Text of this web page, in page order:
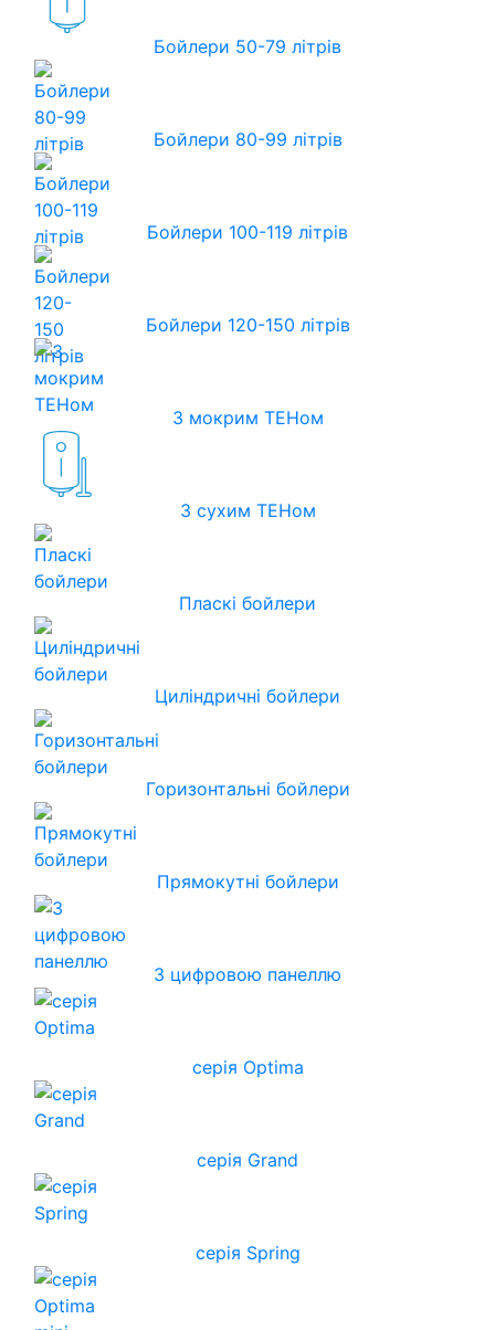
Бойлери 50-79 літрів
Бойлери 80-99 літрів
Бойлери 100-119 літрів
Бойлери 120-150 літрів
З мокрим ТЕНом
З сухим ТЕНом
Пласкі бойлери
Циліндричні бойлери
Горизонтальні бойлери
Прямокутні бойлери
З цифровою панеллю
серія Optima
серія Grand
серія Spring